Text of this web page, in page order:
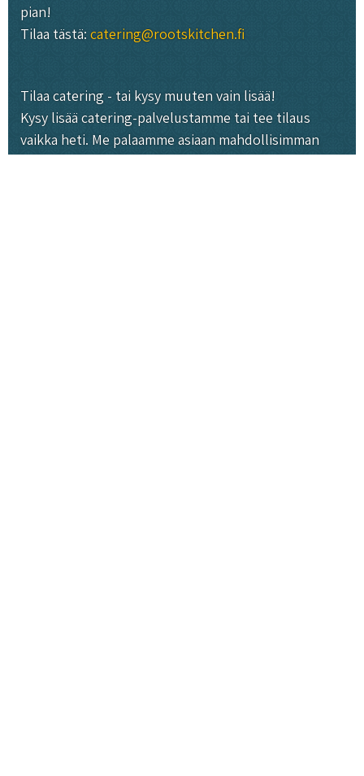
pian!
Tilaa tästä: catering@rootskitchen.fi
Tilaa catering - tai kysy muuten vain lisää!
Kysy lisää catering-palvelustamme tai tee tilaus
vaikka heti. Me palaamme asiaan mahdollisimman